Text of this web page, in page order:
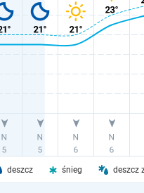
deszcz śnieg deszcz